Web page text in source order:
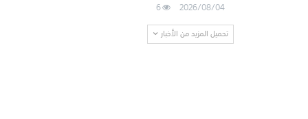
2026/08/04
6
تحميل المزيد من الأخبار